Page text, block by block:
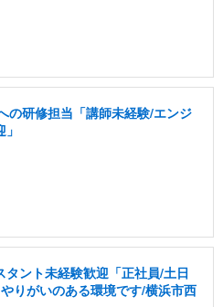
の研修担当「講師未経験/エンジ
ント未経験歓迎「正社員/土日
りがいのある環境です/横浜市西